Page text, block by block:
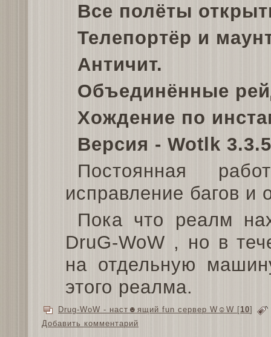
Все полёты
Телепортёр и
Античит.
Объединённые
Хождение по
Версия - Wotlk
Постоянная
исправление багов и
Пока что реалм
DruG-WoW , но в
на отдельную
этого реалма.
Drug-WoW - наст☻ящий fun сервер W☺W [10]
Добавить комментарий